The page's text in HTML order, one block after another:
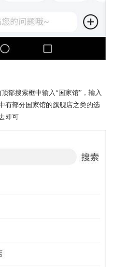
部搜索框中输入“国家馆”，输入
有部分国家馆的旗舰店之类的选
即可